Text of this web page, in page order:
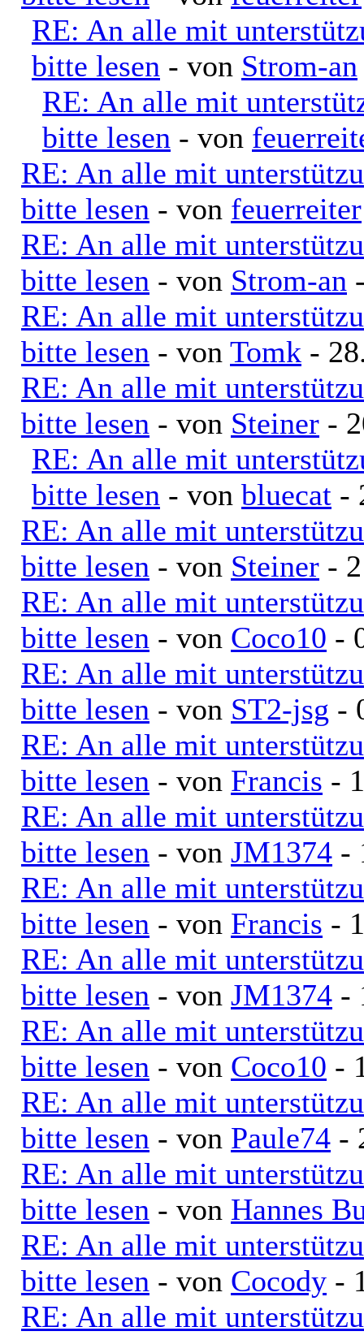
RE: An alle mit
bitte lesen - von Strom-an
RE: An alle mit
bitte lesen - von
RE: An alle mit
bitte lesen - von feuerreiter
RE: An alle mit
bitte lesen - von Strom-an
RE: An alle mit
bitte lesen - von Tomk -
RE: An alle mit
bitte lesen - von Steiner -
RE: An alle mit
bitte lesen - von bluecat -
RE: An alle mit
bitte lesen - von Steiner -
RE: An alle mit
bitte lesen - von Coco10 -
RE: An alle mit
bitte lesen - von ST2-jsg -
RE: An alle mit
bitte lesen - von Francis -
RE: An alle mit
bitte lesen - von JM1374 -
RE: An alle mit
bitte lesen - von Francis -
RE: An alle mit
bitte lesen - von JM1374 -
RE: An alle mit
bitte lesen - von Coco10 -
RE: An alle mit
bitte lesen - von Paule74 -
RE: An alle mit
bitte lesen - von Hannes
RE: An alle mit
bitte lesen - von Cocody -
RE: An alle mit